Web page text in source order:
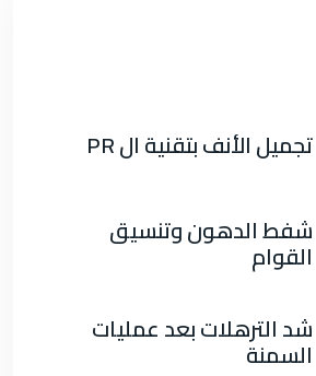
تجميل الأنف بتقنية ال PR
شفط الدهون وتنسيق
القوام
شد الترهلات بعد عمليات
السمنة